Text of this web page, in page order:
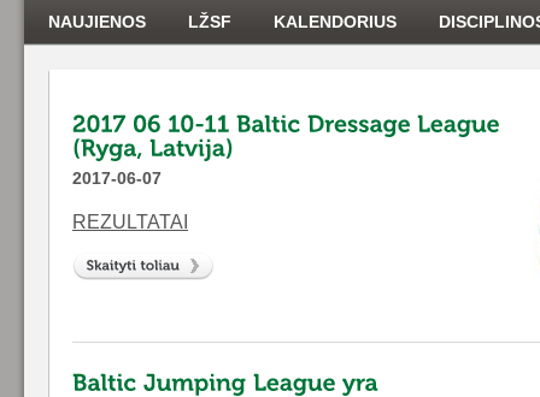
NAUJIENOS LŽSF KALENDORIUS
2017-06-07
REZULTATAI